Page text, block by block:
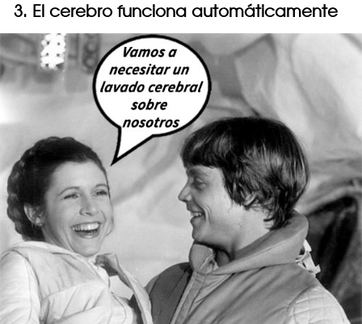
3. El cerebro funciona automáticamente